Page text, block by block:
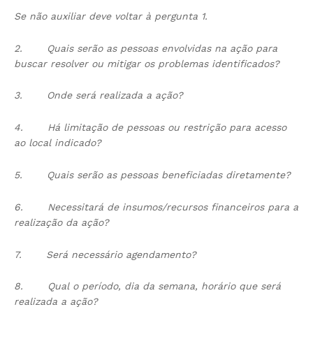
Se não auxiliar deve voltar à pergunta 1.
2.
Quais serão as pessoas envolvidas na ação para
buscar resolver ou mitigar os problemas identificados?
3. Onde será realizada a ação?
4. Há limitação de pessoas ou restrição para acesso
ao local indicado?
5. Quais serão as pessoas beneficiadas diretamente?
6.
Necessitará de insumos/recursos financeiros para a
realização da ação?
7. Será necessário agendamento?
8.
Qual o período, dia da semana, horário que será
realizada a ação?